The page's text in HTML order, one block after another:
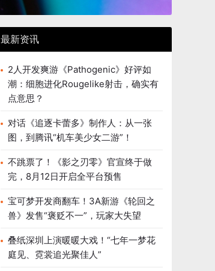
最新资讯
2人开发爽游《Pathogenic》好评如
潮：细胞进化Rougelike射击，确实有
点意思？
对话《追逐卡蕾多》制作人：从一张
图，到腾讯“机车美少女二游”！
不跳票了！《影之刃零》官宣终于做
完，8月12日开启全平台预售
宝可梦开发商翻车！3A新游《轮回之
兽》发售“褒贬不一”，玩家大失望
叠纸深圳上演暖暖大戏！“七年一梦花
庭见、霓裳追光聚佳人”